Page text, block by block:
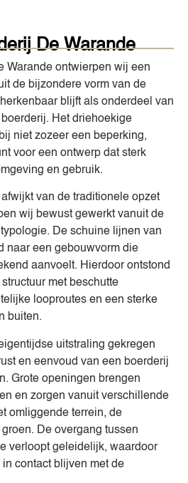
De Warande
Warande ontwierpen wij een
de bijzondere vorm van de
blijft als onderdeel van
Het driehoekige
niet zozeer een beperking,
voor een ontwerp dat sterk
en gebruik.
van de traditionele opzet
wij bewust gewerkt vanuit de
De schuine lijnen van
naar een gebouwvorm die
aanvoelt. Hierdoor ontstond
met beschutte
looproutes en een sterke
buiten.
uitstraling gekregen
en eenvoud van een boerderij
Grote openingen brengen
en zorgen vanuit verschillende
omliggende terrein, de
De overgang tussen
verloopt geleidelijk, waardoor
contact blijven met de